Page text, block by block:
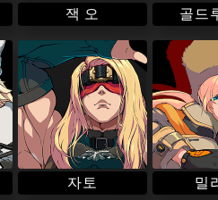
잭 오 골드
자토 밀